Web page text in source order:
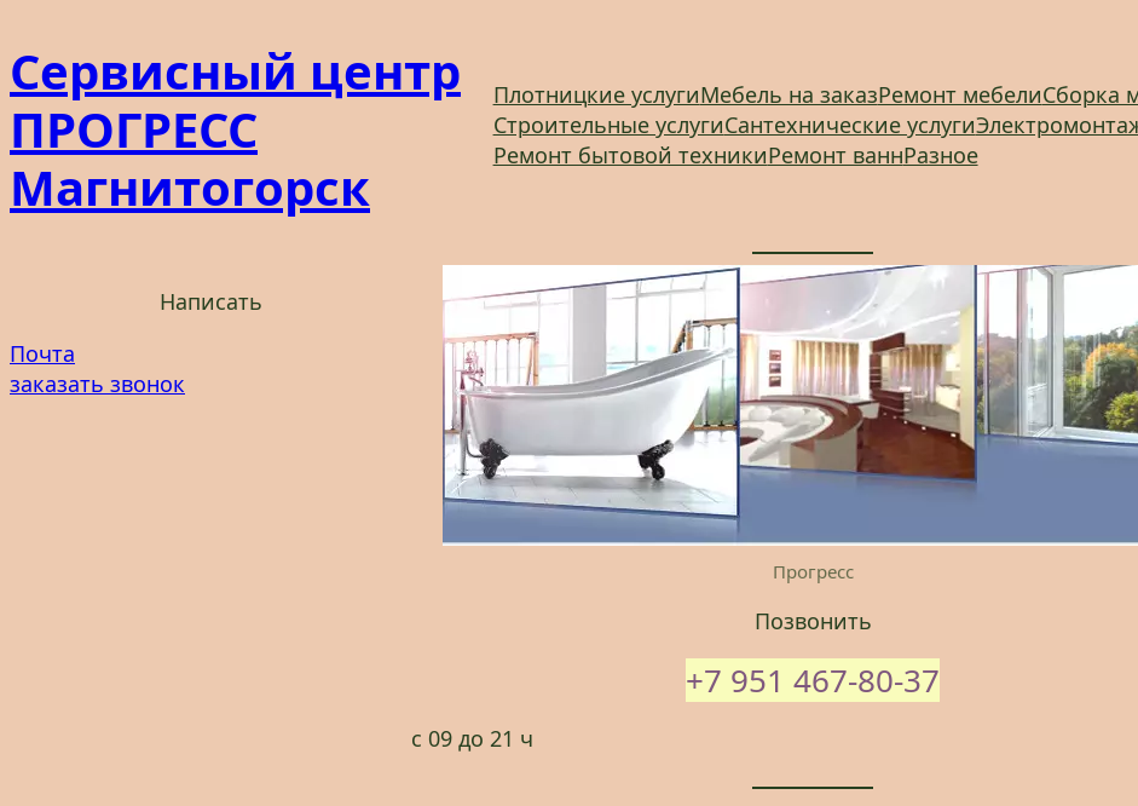
к
содержимому
Сервисный центр
ПРОГРЕСС
Магнитогорск
Плотницкие услугиМебель на заказРемонт мебелиСборка
Строительные услугиСантехнические услуги
Ремонт бытовой техникиРемонт ваннРазное
Написать
Почта
заказать звонок
Прогресс
Позвонить
+7 951 467-80-37
с 09 до 21 ч